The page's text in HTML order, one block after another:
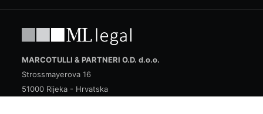
MARCOTULLI & PARTNERI O.D. d.o.o.
Strossmayerova 16
51000 Rijeka - Hrvatska